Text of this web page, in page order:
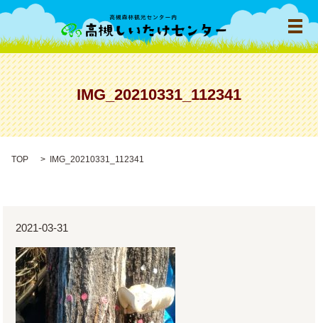
メ
IMG_20210331_112341
TOP IMG_20210331_112341
2021-03-31